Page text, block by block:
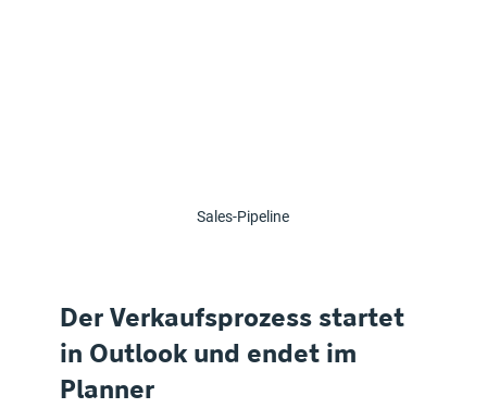
Sales-Pipeline
Der Verkaufsprozess startet
in Outlook und endet im
Planner